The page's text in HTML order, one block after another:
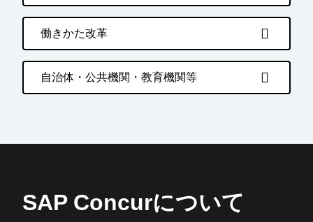
働きかた改革
自治体・公共機関・教育機関等
SAP Concurについて